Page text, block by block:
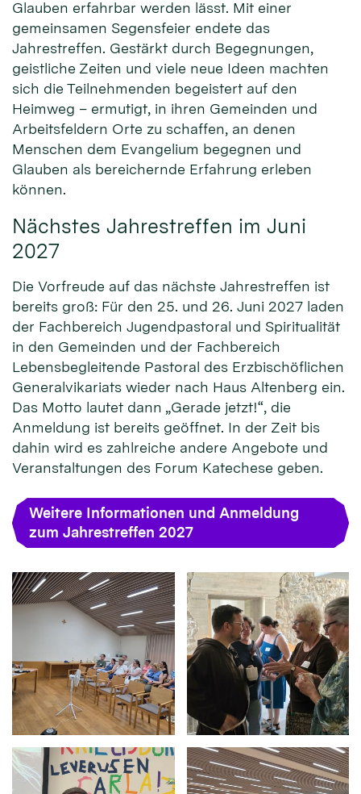
Glauben erfahrbar werden lässt. Mit einer
gemeinsamen Segensfeier endete das
Jahrestreffen. Gestärkt durch Begegnungen,
geistliche Zeiten und viele neue Ideen machten
sich die Teilnehmenden begeistert auf den
Heimweg – ermutigt, in ihren Gemeinden und
Arbeitsfeldern Orte zu schaffen, an denen
Menschen dem Evangelium begegnen und
Glauben als bereichernde Erfahrung erleben
können.
Nächstes Jahrestreffen im Juni
2027
Die Vorfreude auf das nächste Jahrestreffen ist
bereits groß: Für den 25. und 26. Juni 2027 laden
der Fachbereich Jugendpastoral und Spiritualität
in den Gemeinden und der Fachbereich
Lebensbegleitende Pastoral des Erzbischöflichen
Generalvikariats wieder nach Haus Altenberg ein.
Das Motto lautet dann „Gerade jetzt!“, die
Anmeldung ist bereits geöffnet. In der Zeit bis
dahin wird es zahlreiche andere Angebote und
Veranstaltungen des Forum Katechese geben.
Weitere Informationen und Anmeldung
zum Jahrestreffen 2027